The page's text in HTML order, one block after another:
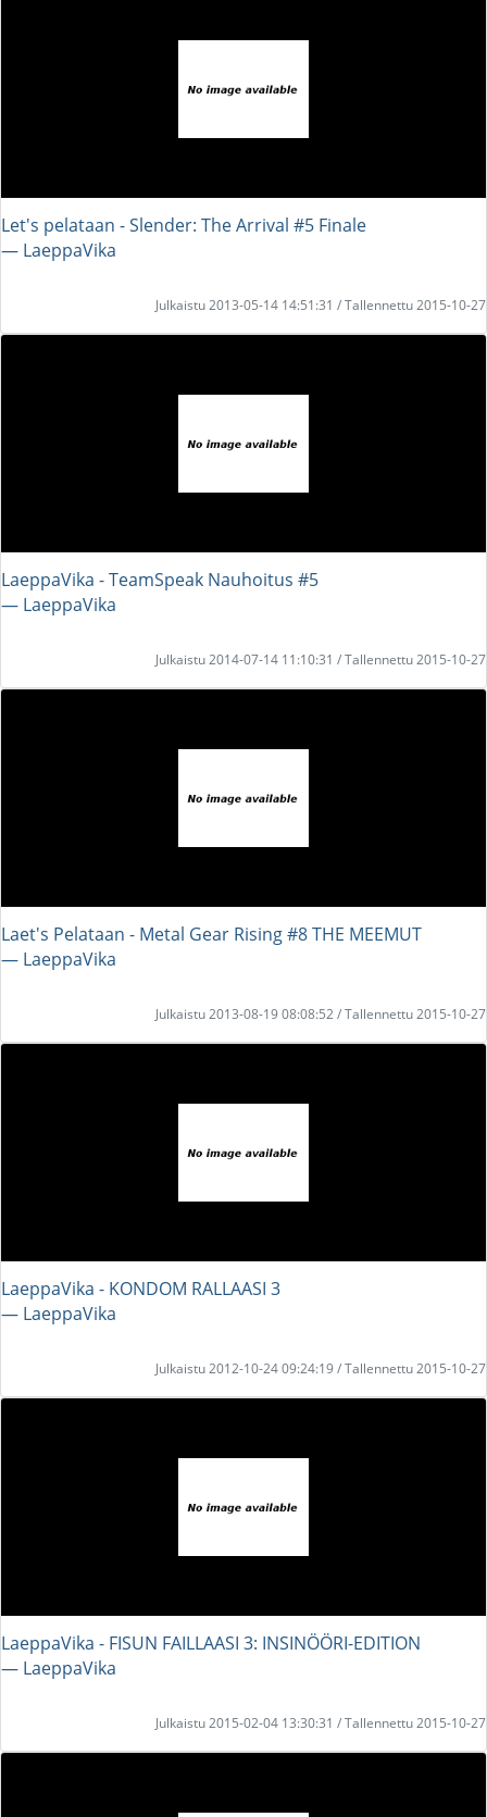
Let's pelataan - Slender: The Arrival #5 Finale
― LaeppaVika
Julkaistu 2013-05-14 14:51:31 / Tallennettu 2015-10-27
LaeppaVika - TeamSpeak Nauhoitus #5
― LaeppaVika
Julkaistu 2014-07-14 11:10:31 / Tallennettu 2015-10-27
Laet's Pelataan - Metal Gear Rising #8 THE MEEMUT
― LaeppaVika
Julkaistu 2013-08-19 08:08:52 / Tallennettu 2015-10-27
LaeppaVika - KONDOM RALLAASI 3
― LaeppaVika
Julkaistu 2012-10-24 09:24:19 / Tallennettu 2015-10-27
LaeppaVika - FISUN FAILLAASI 3: INSINÖÖRI-EDITION
― LaeppaVika
Julkaistu 2015-02-04 13:30:31 / Tallennettu 2015-10-27